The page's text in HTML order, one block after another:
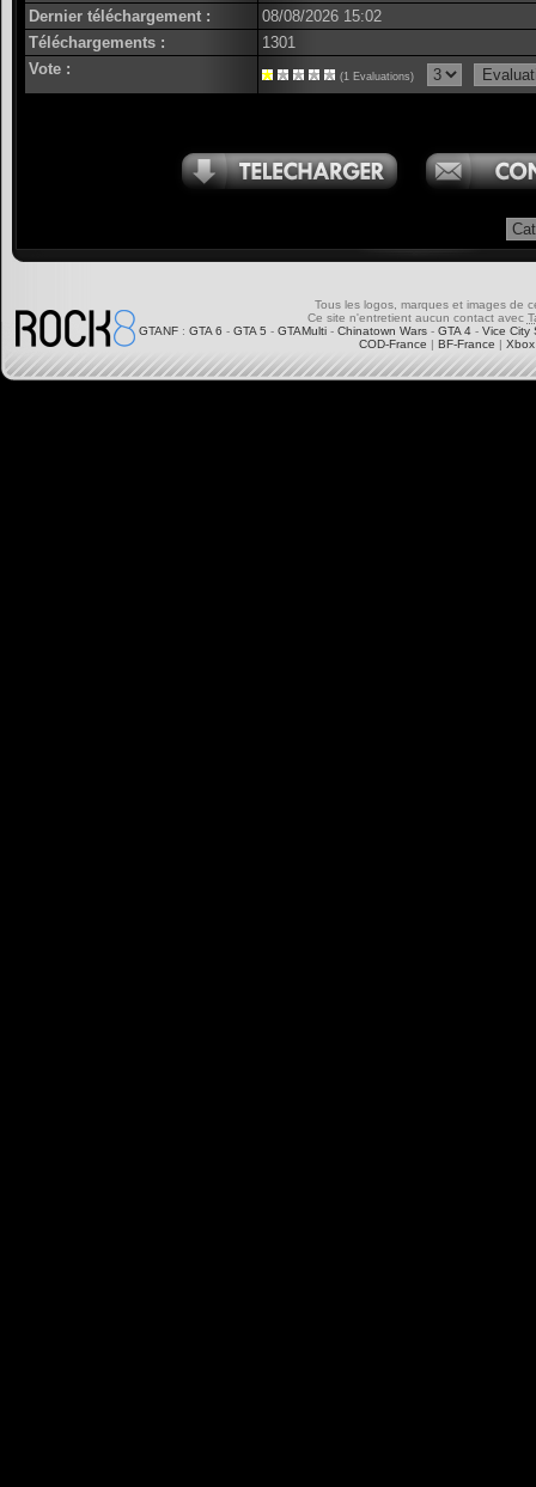
Dernier téléchargement :
08/08/2026 15:02
Téléchargements :
1301
Vote :
(1 Evaluations)
Tous les logos, marques et images de
Ce site n'entretient aucun contact avec
GTANF : GTA 6 - GTA 5 - GTAMulti - Chinatown Wars - GTA 4 - Vice City
COD-France | BF-France |